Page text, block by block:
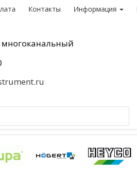
Контакты Информация
многоканальный